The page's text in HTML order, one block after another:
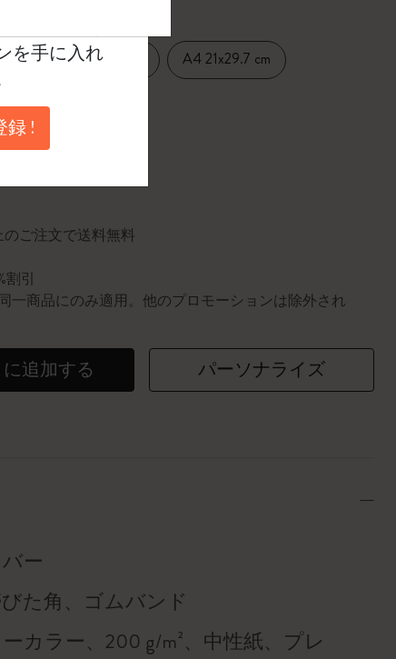
Large 13x21 cm A4 21x29.7 cm
新されました
のご注文で送料無料
割引
一商品にのみ適用。他のプロモーションは除外され
追加する パーソナライズ
ー
た角、ゴムバンド
カラー、200 g/m²、中性紙、プレ
を手に入れ
録 !